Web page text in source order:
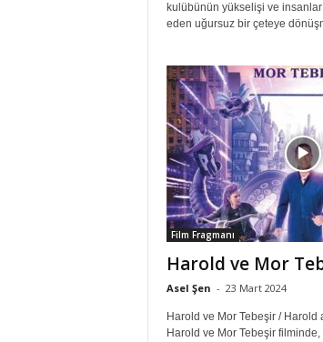
kulübünün yükselişi ve
eden uğursuz bir çeteye
Film Fragmanı
Harold ve Mor
Asel Şen - 23 Mart 2024
Harold ve Mor Tebeşir / Harold
Harold ve Mor Tebeşir